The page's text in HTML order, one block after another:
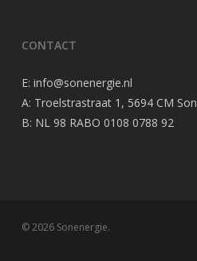
CONTACT
E: info@sonenergie.nl
A: Troelstrastraat 1, 5694 CM Son
B: NL 98 RABO 0108 0788 92
© 2026 Sonenergie.